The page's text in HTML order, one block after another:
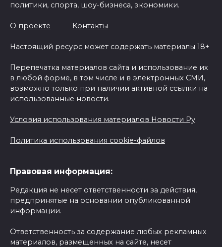
политики, спорта, шоу-бизнеса, экономики.
О проекте Контакты
Настоящий ресурс может содержать материалы 18+
Перепечатка материалов сайта и использование их
в любой форме, в том числе и в электронных СМИ,
возможно только при наличии активной ссылки на
использованные новости.
Условия использования материалов Новости Ру
Политика использования cookie-файлов
Правовая информация:
Редакция не несет ответственности за действия,
предпринятые на основании опубликованной
информации.
Ответственность за содержание любых рекламных
материалов, размещенных на сайте, несет